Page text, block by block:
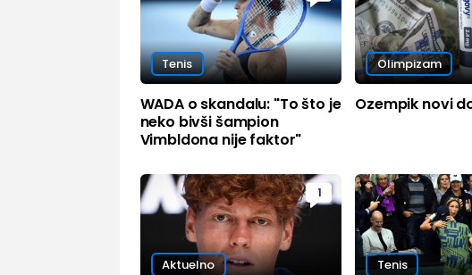
Tenis
WADA o skandalu: "To što je
neko bivši šampion
Vimbldona nije faktor"
Olimpizam
Ozempik novi
1
Aktuelno Tenis